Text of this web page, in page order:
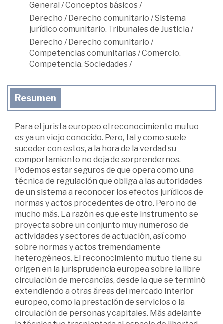
General /Conceptos básicos/
Derecho / Derecho comunitario /Sistema
jurídico comunitario. Tribunales de Justicia /
Derecho / Derecho comunitario /
Competencias comunitarias/Comercio.
Competencia. Sociedades/
Resumen
Para el jurista europeo el reconocimiento mutuo
es ya un viejo conocido. Pero, tal y como suele
suceder con estos, a la hora de la verdad su
comportamiento no deja de sorprendernos.
Podemos estar seguros de que opera como una
técnica de regulación que obliga a las autoridades
de un sistema a reconocer los efectos jurídicos de
normas y actos procedentes de otro. Pero no de
mucho más. La razón es que este instrumento se
proyecta sobre un conjunto muy numeroso de
actividades y sectores de actuación, así como
sobre normas y actos tremendamente
heterogéneos. El reconocimiento mutuo tiene su
origen en la jurisprudencia europea sobre la libre
circulación de mercancías, desde la que se terminó
extendiendo a otras áreas del mercado interior
europeo, como la prestación de servicios o la
circulación de personas y capitales. Más adelante